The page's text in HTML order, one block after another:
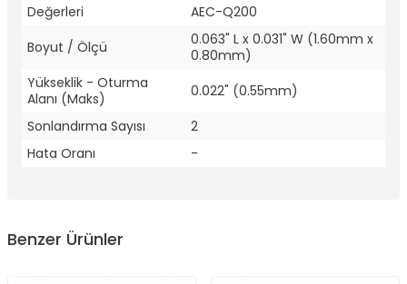
Değerleri
AEC-Q200
Boyut / Ölçü
0.063" L x 0.031" W (1.60mm x
0.80mm)
Yükseklik - Oturma
Alanı (Maks)
0.022" (0.55mm)
Sonlandırma Sayısı
2
Hata Oranı
-
Benzer Ürünler